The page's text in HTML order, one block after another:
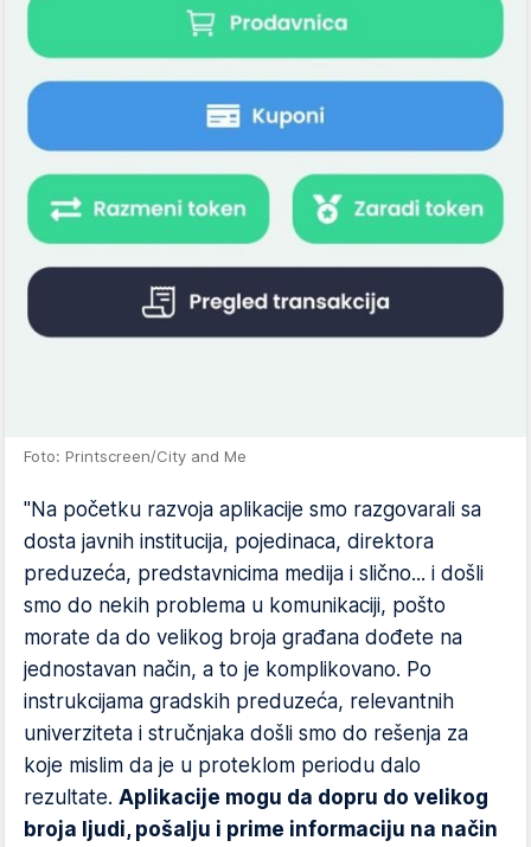
Foto: Printscreen/City and Me
"Na početku razvoja aplikacije smo razgovarali sa
dosta javnih institucija, pojedinaca, direktora
preduzeća, predstavnicima medija i slično... i došli
smo do nekih problema u komunikaciji, pošto
morate da do velikog broja građana dođete na
jednostavan način, a to je komplikovano. Po
instrukcijama gradskih preduzeća, relevantnih
univerziteta i stručnjaka došli smo do rešenja za
koje mislim da je u proteklom periodu dalo
rezultate. Aplikacije mogu da dopru do velikog
broja ljudi, pošalju i prime informaciju na način